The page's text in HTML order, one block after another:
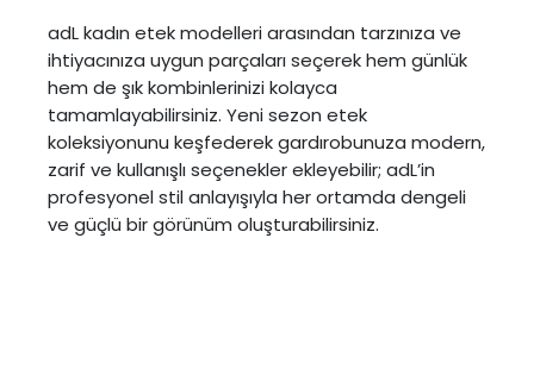
adL kadın etek modelleri arasından tarzınıza ve
ihtiyacınıza uygun parçaları seçerek hem günlük
hem de şık kombinlerinizi kolayca
tamamlayabilirsiniz. Yeni sezon etek
koleksiyonunu keşfederek gardırobunuza modern,
zarif ve kullanışlı seçenekler ekleyebilir; adL’in
profesyonel stil anlayışıyla her ortamda dengeli
ve güçlü bir görünüm oluşturabilirsiniz.